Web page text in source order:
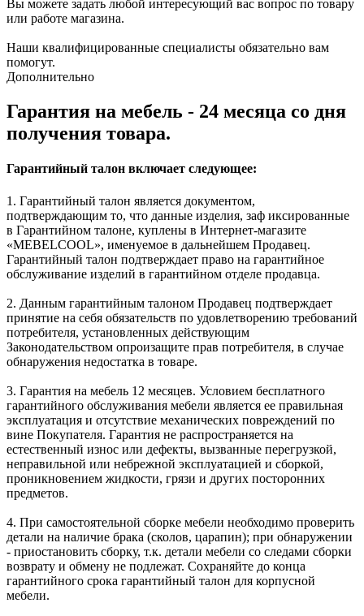
Вы можете задать любой интересующий вас вопрос по товару
или работе магазина.
Наши квалифицированные специалисты обязательно вам
помогут.
Дополнительно
Гарантия на мебель - 24 месяца со дня
получения товара.
Гарантийный талон включает следующее:
1. Гарантийный талон является документом,
подтверждающим то, что данные изделия, заф иксированные
в Гарантийном талоне, куплены в Интернет-магазите
«MEBELCOOL», именуемое в дальнейшем Продавец.
Гарантийный талон подтверждает право на гарантийное
обслуживание изделий в гарантийном отделе продавца.
2. Данным гарантийным талоном Продавец подтверждает
принятие на себя обязательств по удовлетворению требований
потребителя, установленных действующим
Законодательством опроизащите прав потребителя, в случае
обнаружения недостатка в товаре.
3. Гарантия на мебель 12 месяцев. Условием бесплатного
гарантийного обслуживания мебели является ее правильная
эксплуатация и отсутствие механических повреждений по
вине Покупателя. Гарантия не распространяется на
естественный износ или дефекты, вызванные перегрузкой,
неправильной или небрежной эксплуатацией и сборкой,
проникновением жидкости, грязи и других посторонних
предметов.
4. При самостоятельной сборке мебели необходимо проверить
детали на наличие брака (сколов, царапин); при обнаружении
- приостановить сборку, т.к. детали мебели со следами сборки
возврату и обмену не подлежат. Сохраняйте до конца
гарантийного срока гарантийный талон для корпусной
мебели.